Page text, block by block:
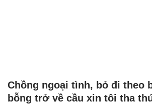
Chồng ngoại tình, bỏ đi theo
bỗng trở về cầu xin tôi tha